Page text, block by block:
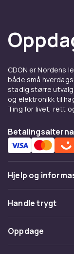
CDON er Nordens
både små
stadig større
og elektronikk til
Ting for livet, rett
Hjelp og
Vanlige spørsmål
Spor pakke
Angre & returner
Handle trygt
Betaling
Levering
Oppdage